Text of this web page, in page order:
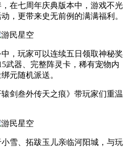
在七周年庆典版本中，游戏不光
，更带来史无前例的满满福利。
，玩家可以连续五日领取神秘奖
武器、完整阵灵卡，稀有宠物内
元随机派送。
剑叁外传天之痕》带玩家们重温
雪、拓跋玉儿亲临河阳城，与玩